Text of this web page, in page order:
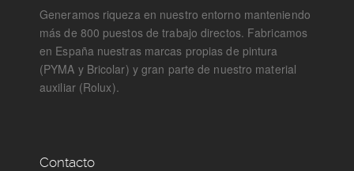
Generamos riqueza en nuestro entorno manteniendo
más de 800 puestos de trabajo directos. Fabricamos
en España nuestras marcas propias de pintura
(PYMA y Bricolar) y gran parte de nuestro material
auxiliar (Rolux).
Contacto